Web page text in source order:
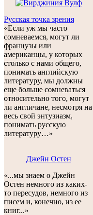
Русская точка зрения
«Если уж мы часто
сомневаемся, могут ли
французы или
американцы, у которых
столько с нами общего,
понимать английскую
литературу, мы должны
еще больше сомневаться
относительно того, могут
ли англичане, несмотря на
весь свой энтузиазм,
понимать русскую
литературу…»
Джейн Остен
«...мы знаем о Джейн
Остен немного из каких-
то пересудов, немного из
писем и, конечно, из ее
книг...»